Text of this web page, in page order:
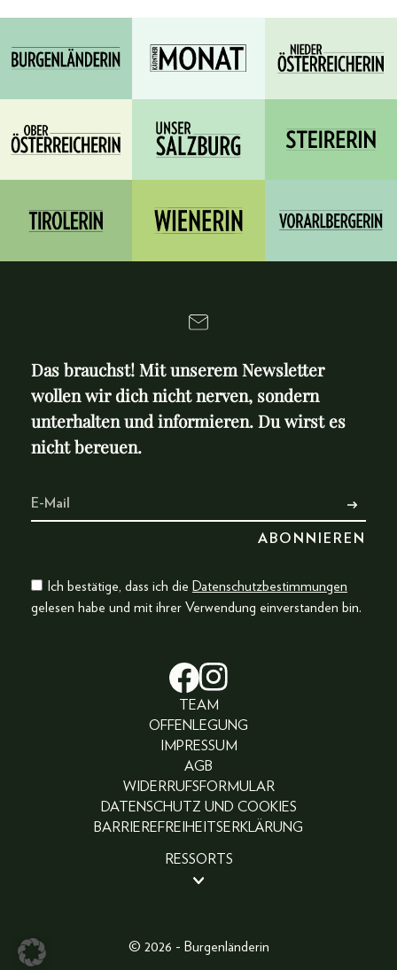
Das brauchst! Mit unserem Newsletter
wollen wir dich nicht nerven, sondern
unterhalten und informieren. Du wirst es
nicht bereuen.
Ich bestätige, dass ich die Datenschutzbestimmungen
gelesen habe und mit ihrer Verwendung einverstanden bin.
TEAM
OFFENLEGUNG
IMPRESSUM
AGB
WIDERRUFSFORMULAR
DATENSCHUTZ UND COOKIES
BARRIEREFREIHEITSERKLÄRUNG
RESSORTS
FASHION
© 2026 - Burgenländerin